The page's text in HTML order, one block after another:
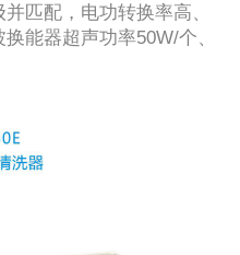
匹配，电功转换率高、
能器超声功率50W/个、